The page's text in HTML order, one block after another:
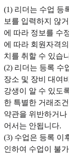
(1) 리더는 수업 등
보를 입력하지 않
에 따라 정보를 수
에 따라 회원자격
치를 취할 수 있습
(2) 리더는 등록 수
장소 및 장비 대여
강생이 알 수 있도
한 특별한 거래조
약관을 위반하거
어서는 안됩니다.
(3) 수업은 등록 이
인하여 수업이 불